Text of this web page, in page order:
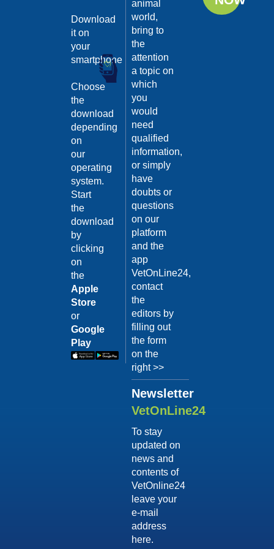
permettergli di
parlarti e di...
Ringhio,
Download
it on
your
smartphone
Choose
the
download
depending
on
our
operating
system.
Start
the
download
by
clicking
on
the
Apple
Store
or
Google
Play
animal
world,
bring to
the
attention
a topic on
which
you
would
need
qualified
information,
or simply
have
doubts or
questions
on our
platform
and the
app
VetOnLine24,
contact
the
editors by
filling out
the form
on the
right >>
Newsletter
VetOnLine24
To stay
updated on
news and
contents of
VetOnline24
leave your
e-mail
address
here.